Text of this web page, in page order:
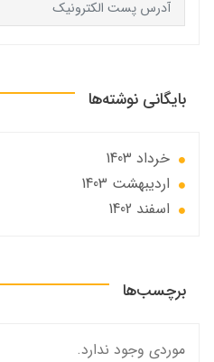
بایگانی نوشته‌ها
خرداد 1403
ارديبهشت 1403
اسفند 1402
برچسب‌ها
موردی وجود ندارد.